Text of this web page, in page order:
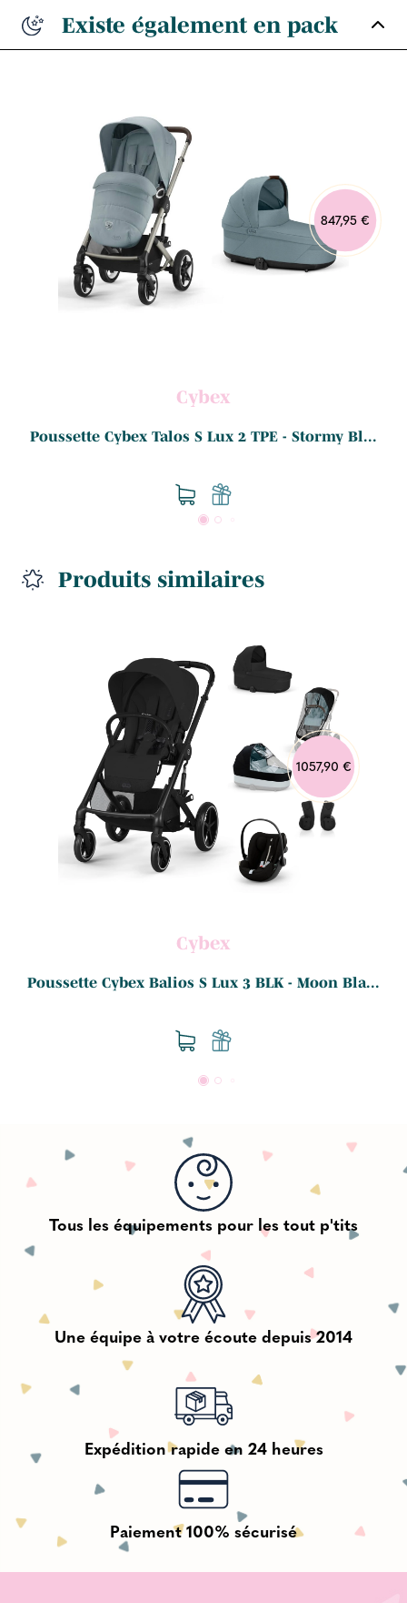
Existe également en pack
847,95 €
Cybex
Poussette Cybex Talos S Lux 2 TPE - Stormy Bl...
Produits similaires
1057,90 €
Cybex
Poussette Cybex Balios S Lux 3 BLK - Moon Bla...
Tous les équipements pour les tout p'tits
Une équipe à votre écoute depuis 2014
Expédition rapide en 24 heures
Paiement 100% sécurisé